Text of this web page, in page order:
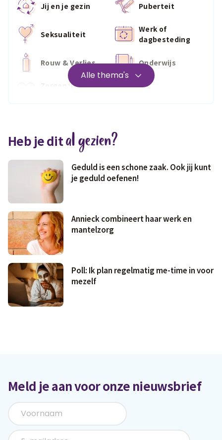
Jij en je gezin Puberteit
Seksualiteit
Werk of
dagbesteding
Rouw & Verlies Onderwijs
Zorgen voor
Wonen
Geld & wetten
Alle thema's
Heb je dital gezien?
Geduld is een schone zaak. Ook jij kunt
je geduld oefenen!
Annieck combineert haar werk en
mantelzorg
Poll: Ik plan regelmatig me-time in voor
mezelf
Meld je aan voor onze nieuwsbrief